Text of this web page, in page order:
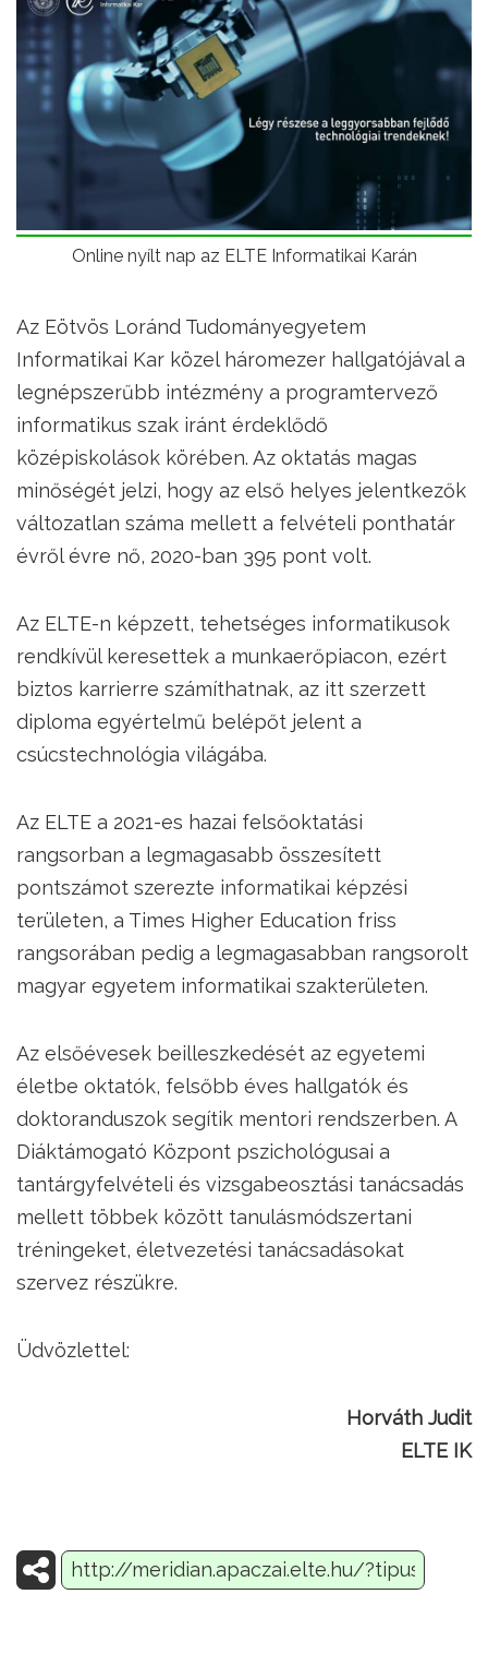
Online nyílt nap az ELTE Informatikai Karán
Az Eötvös Loránd Tudományegyetem
Informatikai Kar közel háromezer hallgatójával a
legnépszerűbb intézmény a programtervező
informatikus szak iránt érdeklődő
középiskolások körében. Az oktatás magas
minőségét jelzi, hogy az első helyes jelentkezők
változatlan száma mellett a felvételi ponthatár
évről évre nő, 2020-ban 395 pont volt.
Az ELTE-n képzett, tehetséges informatikusok
rendkívül keresettek a munkaerőpiacon, ezért
biztos karrierre számíthatnak, az itt szerzett
diploma egyértelmű belépőt jelent a
csúcstechnológia világába.
Az ELTE a 2021-es hazai felsőoktatási
rangsorban a legmagasabb összesített
pontszámot szerezte informatikai képzési
területen, a Times Higher Education friss
rangsorában pedig a legmagasabban rangsorolt
magyar egyetem informatikai szakterületen.
Az elsőévesek beilleszkedését az egyetemi
életbe oktatók, felsőbb éves hallgatók és
doktoranduszok segítik mentori rendszerben. A
Diáktámogató Központ pszichológusai a
tantárgyfelvételi és vizsgabeosztási tanácsadás
mellett többek között tanulásmódszertani
tréningeket, életvezetési tanácsadásokat
szervez részükre.
Üdvözlettel:
Horváth Judit
ELTE IK